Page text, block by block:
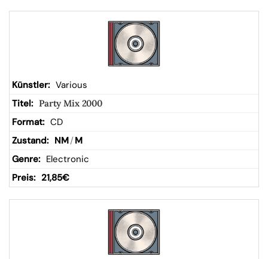
kor
b
Various
Party Mix 2000
CD
NM/ M
Electronic
21,85€